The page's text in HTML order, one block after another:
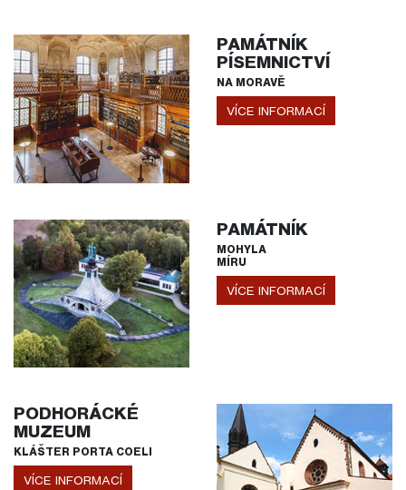
PAMÁTNÍK
PÍSEMNICTVÍ
NA MORAVĚ
VÍCE INFORMACÍ
PAMÁTNÍK
MOHYLA
MÍRU
VÍCE INFORMACÍ
PODHORÁCKÉ
MUZEUM
KLÁŠTER PORTA COELI
VÍCE INFORMACÍ